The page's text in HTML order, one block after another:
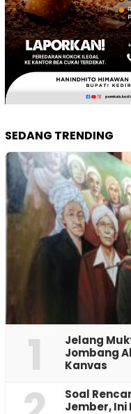
SEDANG TRENDING
1
Jelang
Jombang
Kanvas
‎Soal
Jember, Ini